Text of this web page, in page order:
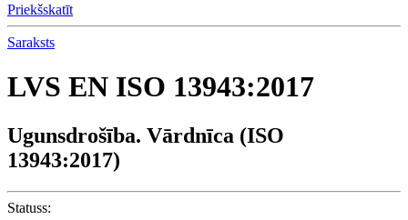
Priekšskatīt
Saraksts
LVS EN ISO 13943:2017
Ugunsdrošība. Vārdnīca (ISO
13943:2017)
Statuss: